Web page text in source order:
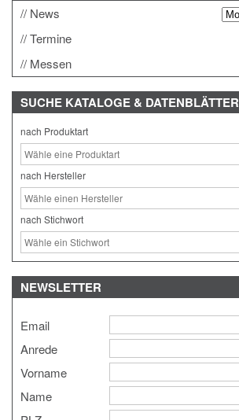
News
Termine
Messen
SUCHE KATALOGE & DATENBLÄTTER
nach Produktart
nach Hersteller
nach Stichwort
NEWSLETTER
Email
Anrede
Vorname
Name